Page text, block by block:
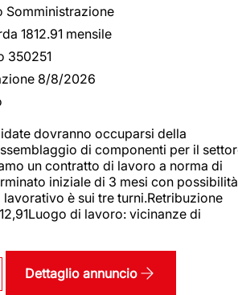
Somministrazione
1812.91 mensile
350251
8/8/2026
dovranno occuparsi della
di componenti per il
un contratto di lavoro a norma di
iniziale di 3 mesi con possibilità
è sui tre turni.Retribuzione
di lavoro: vicinanze di
Dettaglio annuncio